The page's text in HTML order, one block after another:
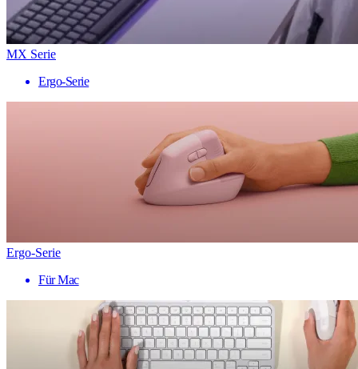
MX Serie
Ergo-Serie
Ergo-Serie
Für Mac